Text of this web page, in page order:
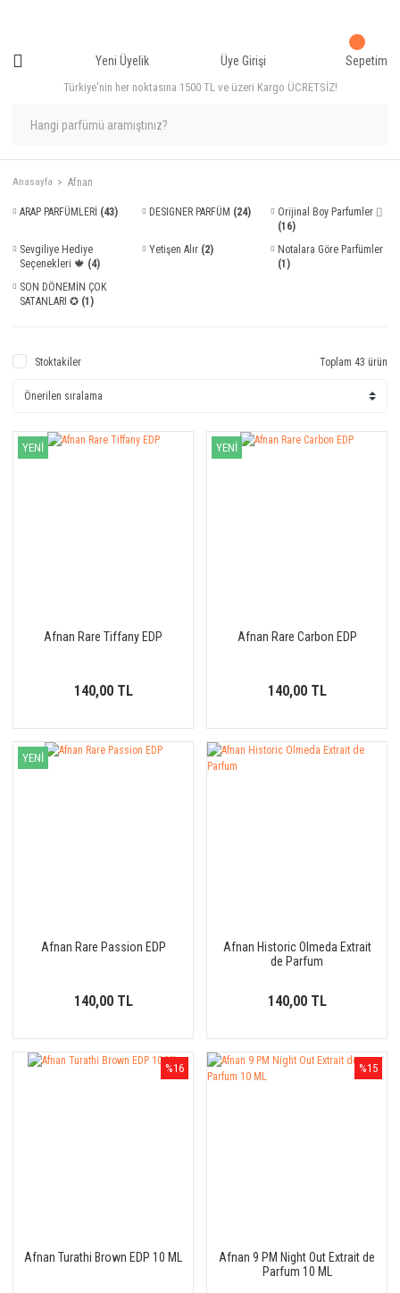
Türkiye'nin her noktasına 1500 TL ve üzeri Kargo ÜCRETSİZ!
Yeni Üyelik Üye Girişi Sepetim
Anasayfa Afnan
ARAP PARFÜMLERİ (43) DESIGNER PARFÜM (24)
Orijinal Boy Parfumler ⌷
(16)
Sevgiliye Hediye
Seçenekleri 🍁 (4)
Yetişen Alır (2)
Notalara Göre Parfümler
(1)
SON DÖNEMİN ÇOK
SATANLARI ✪ (1)
Stoktakiler Toplam 43 ürün
YENİ
Afnan Rare Tiffany EDP
140,00 TL
YENİ
Afnan Rare Carbon EDP
140,00 TL
YENİ
Afnan Rare Passion EDP
140,00 TL
Afnan Historic Olmeda Extrait
de Parfum
140,00 TL
%16
Afnan Turathi Brown EDP 10 ML
%15
Afnan 9 PM Night Out Extrait de
Parfum 10 ML